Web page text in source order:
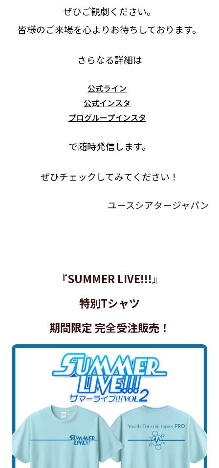
ぜひご観劇ください。
皆様のご来場を心よりお待ちしております。
さらなる詳細は
公式ライン
公式インスタ
プログループインスタ
で随時発信します。
ぜひチェックしてみてください！
ユースシアタージャパン
『SUMMER LIVE!!!』
特別Tシャツ
期間限定 完全受注販売！